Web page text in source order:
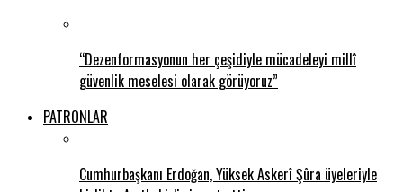
“Dezenformasyonun her çeşidiyle mücadeleyi millî
güvenlik meselesi olarak görüyoruz”
PATRONLAR
Cumhurbaşkanı Erdoğan, Yüksek Askerî Şûra üyeleriyle